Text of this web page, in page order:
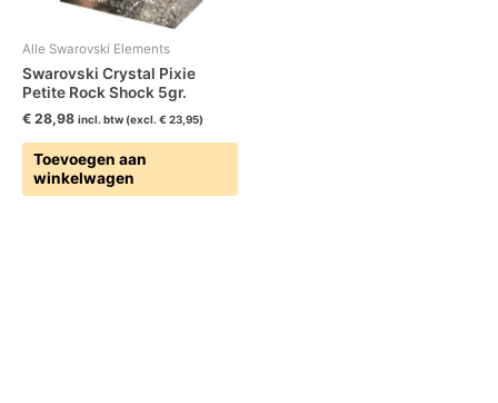
Alle Swarovski Elements
Swarovski Crystal Pixie
Petite Rock Shock 5gr.
€ 28,98 incl. btw (excl. € 23,95)
Toevoegen aan
winkelwagen